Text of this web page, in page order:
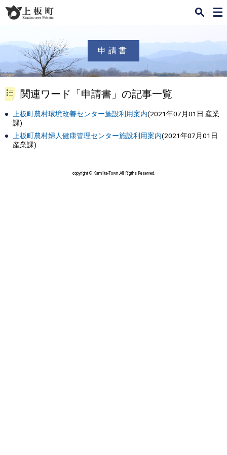
申請書
関連ワード「申請書」の記事一覧
上板町農村環境改善センター施設利用案内(2021年07月01日 産業
課)
上板町農村婦人健康管理センター施設利用案内(2021年07月01日
産業課)
copyright © Kamiita-Town ,All Rigths Reserved.